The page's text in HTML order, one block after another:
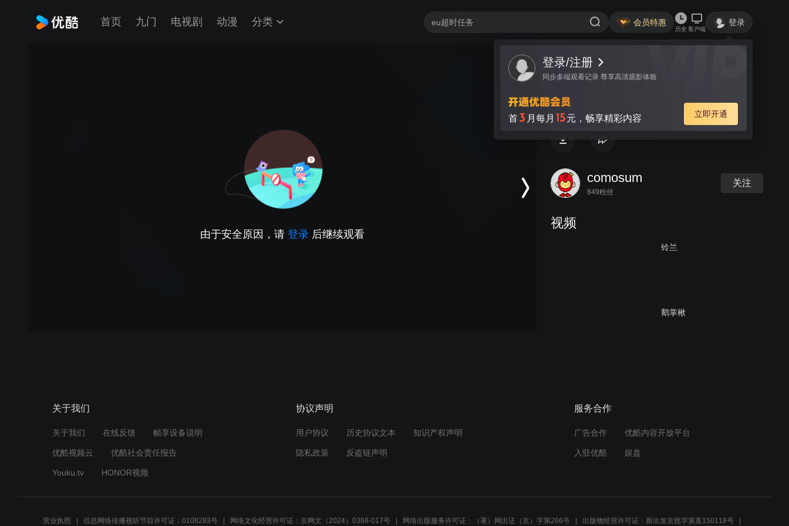
首页 九门 电视剧 动漫 分类 会员特惠
历史 客户端
登录
登录/注册
同步多端观看记录 尊享高清观影体验
首3 月每月 15元，畅享精彩内容 立即开通
由于安全原因，请 登录 后继续观看
视频 讨论
花日历－金缕梅
comosum
849粉丝
关注
视频
铃兰
鹅掌楸
关于我们
关于我们 在线反馈 帧享设备说明
优酷视频云 优酷社会责任报告
Youku.tv HONOR视频
协议声明
用户协议 历史协议文本 知识产权声明
隐私政策 反盗链声明
服务合作
广告合作 优酷内容开放平台
入驻优酷 娱盘
营业执照 信息网络传播视听节目许可证：0108283号 网络文化经营许可证：京网文（2024）0368-017号 网络出版服务许可证：（署）网出证（京）字第266号 出版物经营许可证：新出发京批字第直150118号